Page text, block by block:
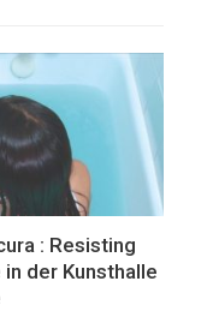
: Resisting
der Kunsthalle